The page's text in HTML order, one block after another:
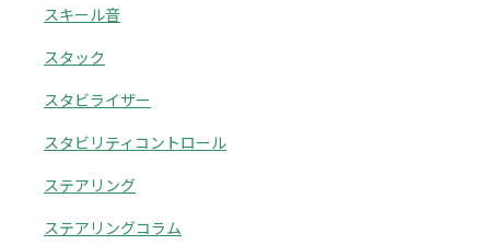
スキール音
スタック
スタビライザー
スタビリティコントロール
ステアリング
ステアリングコラム